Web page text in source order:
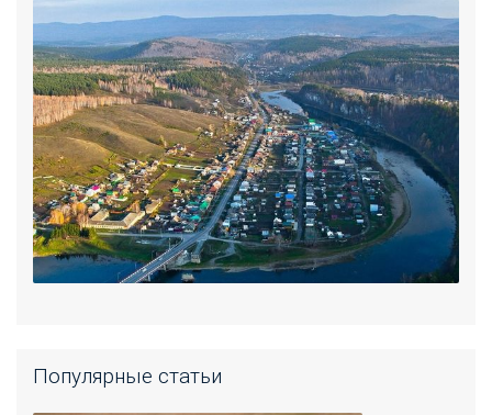
Популярные статьи